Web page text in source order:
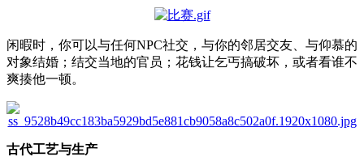
闲暇时，你可以与任何NPC社交，与你的邻居交友、与仰慕的
对象结婚；结交当地的官员；花钱让乞丐搞破坏，或者看谁不
爽揍他一顿。
古代工艺与生产